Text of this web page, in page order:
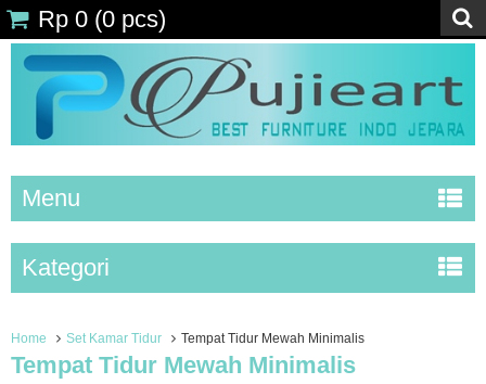
Rp 0 (0 pcs)
Menu
Kategori
Home Set Kamar Tidur Tempat Tidur Mewah Minimalis
Tempat Tidur Mewah Minimalis